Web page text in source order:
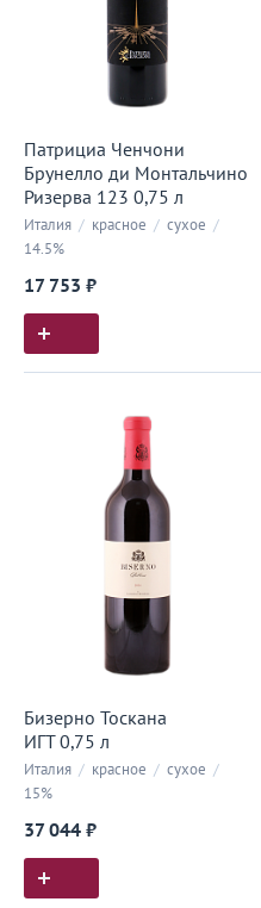
Патрициа Ченчони
Брунелло ди Монтальчино
Ризерва 123 0,75 л
Италия / красное / сухое /
14.5%
17 753 ₽
Бизерно Тоскана
ИГТ 0,75 л
Италия / красное / сухое /
15%
37 044 ₽